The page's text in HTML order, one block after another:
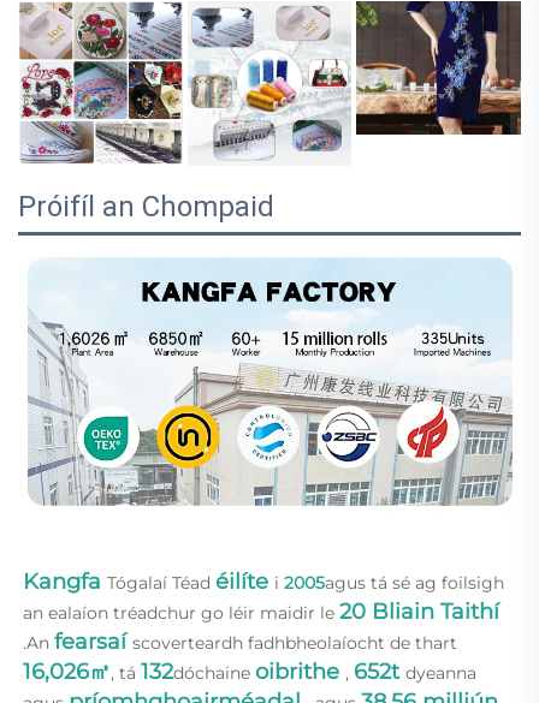
Próifíl an Chompaid
Kangfa Tógalaí Téad éilíte i 2005agus tá sé ag foilsigh
an ealaíon tréadchur go léir maidir le
20 Bliain Taithí
.An fearsaí
16,026㎡, tá 132dóchaine oibrithe , 652t dyeanna